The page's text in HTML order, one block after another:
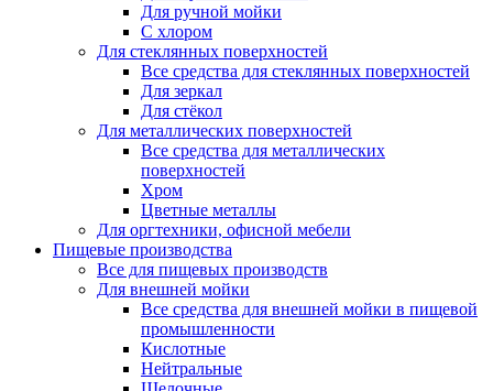
Для ручной мойки
С хлором
Для стеклянных поверхностей
Все средства для стеклянных поверхностей
Для зеркал
Для стёкол
Для металлических поверхностей
Все средства для металлических
поверхностей
Хром
Цветные металлы
Для оргтехники, офисной мебели
Пищевые производства
Все для пищевых производств
Для внешней мойки
Все средства для внешней мойки в пищевой
промышленности
Кислотные
Нейтральные